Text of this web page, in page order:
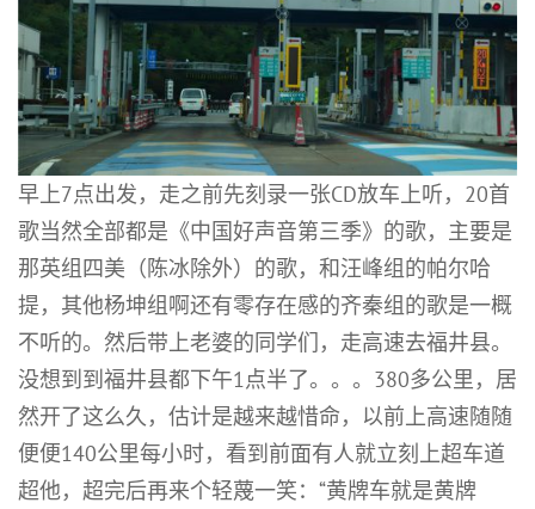
早上7点出发，走之前先刻录一张CD放车上听，20首
歌当然全部都是《中国好声音第三季》的歌，主要是
那英组四美（陈冰除外）的歌，和汪峰组的帕尔哈
提，其他杨坤组啊还有零存在感的齐秦组的歌是一概
不听的。然后带上老婆的同学们，走高速去福井县。
没想到到福井县都下午1点半了。。。380多公里，居
然开了这么久，估计是越来越惜命，以前上高速随随
便便140公里每小时，看到前面有人就立刻上超车道
超他，超完后再来个轻蔑一笑：“黄牌车就是黄牌